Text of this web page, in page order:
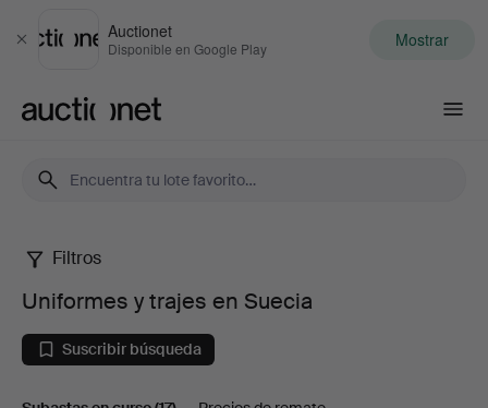
Cerrar
Auctionet
Disponible en Google Play Mostrar
Uniformes
trajes
Filtros
Uniformes y trajes en Suecia
Suscribir búsqueda